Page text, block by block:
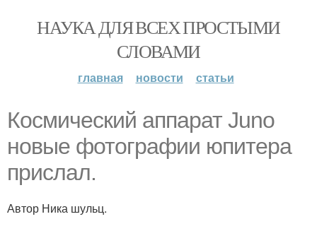
НАУКА ДЛЯ ВСЕХ ПРОСТЫМИ
СЛОВАМИ
главная новости статьи
Космический аппарат Juno
новые фотографии юпитера
прислал.
Автор Ника шульц.